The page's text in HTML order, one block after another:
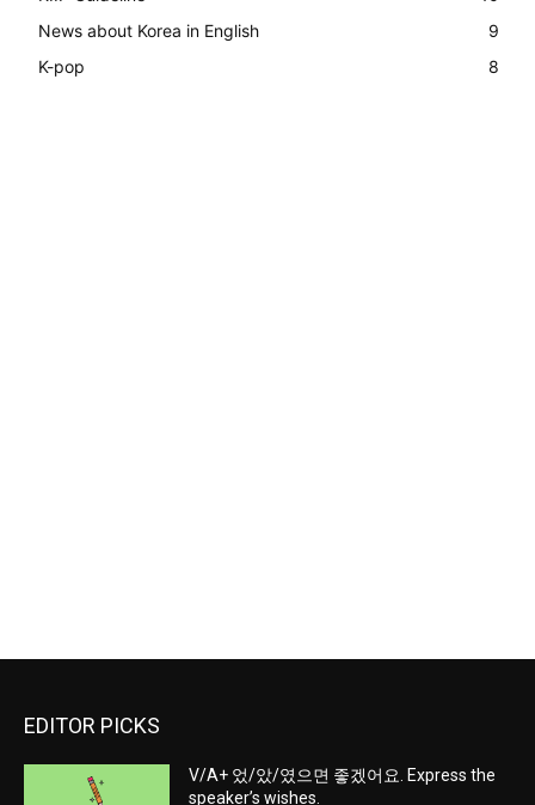
News about Korea in English
9
K-pop
8
EDITOR PICKS
V/A+ 었/았/였으면 좋겠어요. Express the
speaker’s wishes.